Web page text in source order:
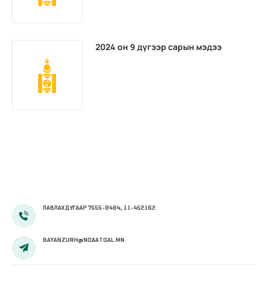
2024 он 9 дүгээр сарын мэдээ
ЛАВЛАХ ДУГААР 7555-8484, 11-452162
BAYANZURH@NDAATGAL.MN